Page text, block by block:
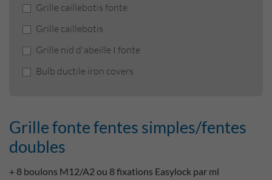
Grille caillebotis fonte
Grille caillebotis
Grille nid d'abeille I fonte
Bulb ductile iron covers
Grille fonte fentes simples/fentes
doubles
+ 8 boulons M12/A2 ou 8 fixations Easylock par ml